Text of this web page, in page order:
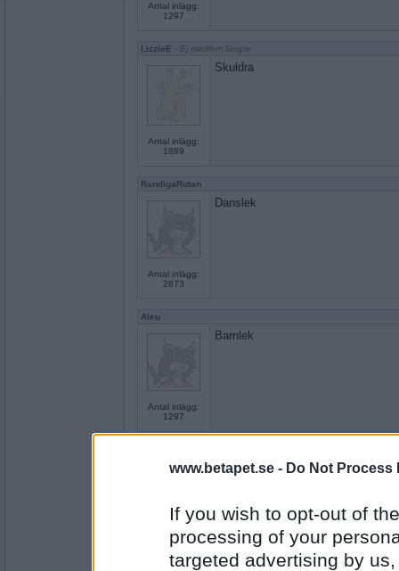
www.betapet.se - Do Not Process
If you wish to opt-out of
processing of your
targeted advertising by
Antal inlägg:
1297
LizzieE - Ej medlem längre
Antal inlägg:
1889
Skuldra
RandigaRutan
Antal inlägg:
2873
Danslek
Aleu
Antal inlägg:
1297
Barnlek
Antal inlägg:
3423
Läktare